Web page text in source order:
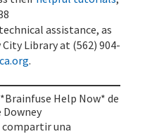
assistance, as
Library at (562) 904-
.
Help Now* de
Downey
una